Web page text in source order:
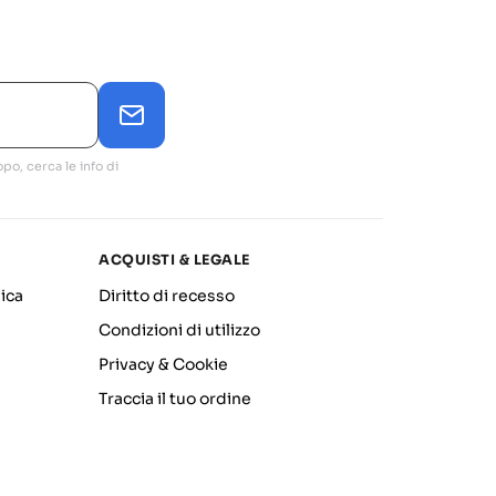
cerca le info di
ACQUISTI & LEGALE
Diritto di recesso
Condizioni di utilizzo
Privacy & Cookie
Traccia il tuo ordine